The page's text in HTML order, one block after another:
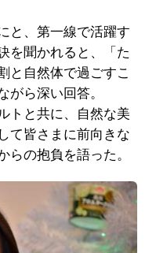
と、第一線で活躍す
を聞かれると、「た
と自然体で過ごすこ
がら深い回答。
トと共に、自然な美
て皆さまに前向きな
らの抱負を語った。